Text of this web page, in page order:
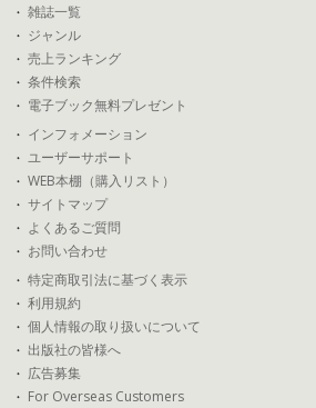
雑誌一覧
ジャンル
売上ランキング
条件検索
電子ブック無料プレゼント
インフォメーション
ユーザーサポート
WEB本棚（購入リスト）
サイトマップ
よくあるご質問
お問い合わせ
特定商取引法に基づく表示
利用規約
個人情報の取り扱いについて
出版社の皆様へ
広告募集
For Overseas Customers